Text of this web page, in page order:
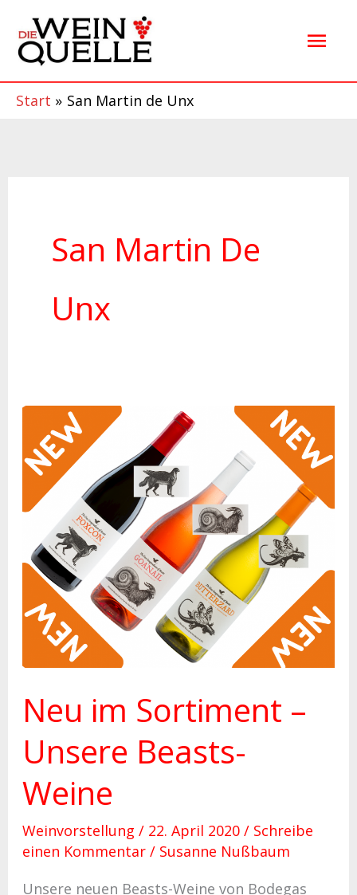
Inhalt
springen
Start San Martin de Unx
San Martin De
Unx
Neu im Sortiment –
Unsere Beasts-
Weine
Weinvorstellung / 22. April 2020 / Schreibe
einen Kommentar / Susanne Nußbaum
Unsere neuen Beasts-Weine von Bodegas
im
Sortiment
Unsere
Beasts-
Weine